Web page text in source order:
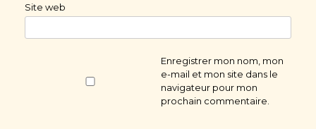
Site web
Enregistrer mon nom, mon
e-mail et mon site dans le
navigateur pour mon
prochain commentaire.